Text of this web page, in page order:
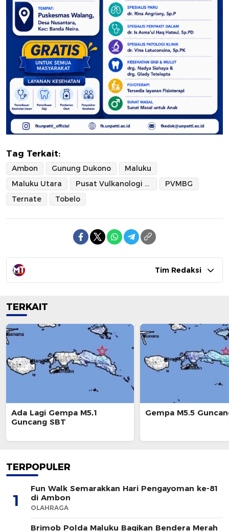
Tag Terkait:
Ambon Gunung Dukono
Maluku
Maluku Utara
Pusat Vulkanologi dan Mitigasi Bencana Geologi
PVMBG
Ternate
Tobelo
Tim Redaksi
TERKAIT
Ada Lagi Gempa M5,1
Guncang SBT
Gempa M5.5
TERPOPULER
1
Fun Walk Semarakkan Hari Pengayoman ke-81
di Ambon
OLAHRAGA
Brimob Polda Maluku Bagikan Bendera Merah